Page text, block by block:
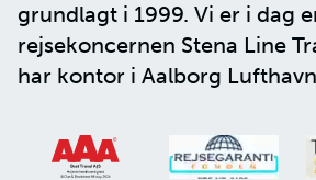
grundlagt i 1999. Vi er i dag
rejsekoncernen Stena Line
har kontor i Aalborg